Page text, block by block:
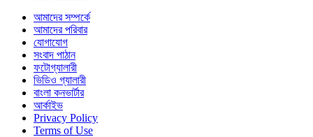
আমাদের সম্পর্কে
আমাদের পরিবার
যোগাযোগ
সংবাদ পাঠান
ফটোগ্যালারী
ভিডিও গ্যালারী
বাংলা কনভার্টার
আর্কাইভ
Privacy Policy
Terms of Use